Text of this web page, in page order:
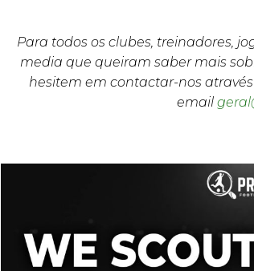
Para todos os clubes, treinadores,
media que queiram saber mais
hesitem em contactar-nos
email